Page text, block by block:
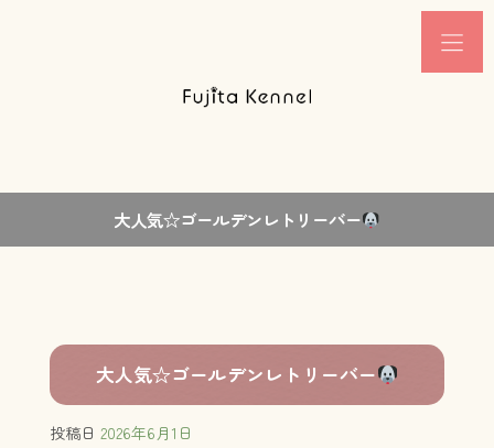
大人気☆ゴールデンレトリーバー
大人気☆ゴールデンレトリーバー
投稿日 2026年6月1日